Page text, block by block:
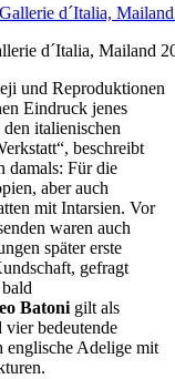
d´Italia, Mailand
und Reproduktionen
Eindruck jenes
den italienischen
beschreibt
damals: Für die
aber auch
mit Intarsien. Vor
waren auch
später erste
gefragt
Batoni gilt als
bedeutende
englische Adelige mit